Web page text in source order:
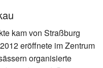
kam von Straßburg
eröffnete im Zentrum
organisierte